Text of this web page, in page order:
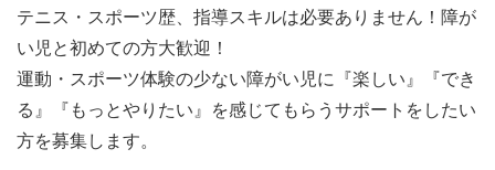
テニス・スポーツ歴、指導スキルは必要ありません！障が
い児と初めての方大歓迎！
運動・スポーツ体験の少ない障がい児に『楽しい』『でき
る』『もっとやりたい』を感じてもらうサポートをしたい
方を募集します。